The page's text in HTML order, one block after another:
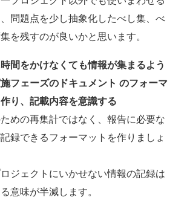
問題点を少し抽象化したべし集、べ
を残すのが良いかと思います。
間をかけなくても情報が集まるよう
フェーズのドキュメント のフォーマ
り、記載内容を意識する
めの再集計ではなく、報告に必要な
録できるフォーマットを作りましょ
ジェクトにいかせない情報の記録は
意味が半減します。